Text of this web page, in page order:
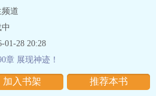
道
加入书架 推荐本书
01-28 20:28
章 展现神迹！